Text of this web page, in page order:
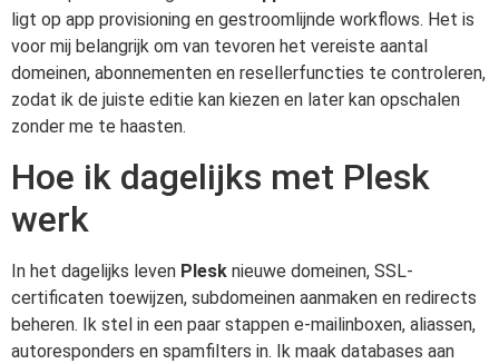
ligt op app provisioning en gestroomlijnde workflows. Het is
voor mij belangrijk om van tevoren het vereiste aantal
domeinen, abonnementen en resellerfuncties te controleren,
zodat ik de juiste editie kan kiezen en later kan opschalen
zonder me te haasten.
Hoe ik dagelijks met Plesk
werk
In het dagelijks leven Plesk nieuwe domeinen, SSL-
certificaten toewijzen, subdomeinen aanmaken en redirects
beheren. Ik stel in een paar stappen e-mailinboxen, aliassen,
autoresponders en spamfilters in. Ik maak databases aan